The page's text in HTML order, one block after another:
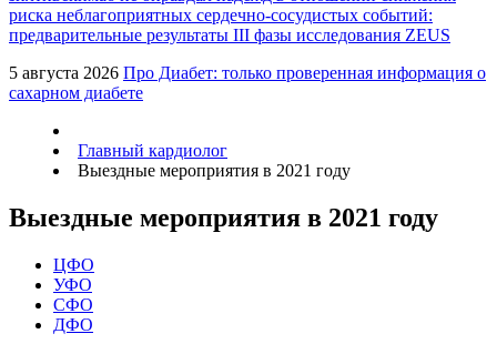
риска неблагоприятных сердечно-сосудистых событий:
предварительные результаты III фазы исследования ZEUS
5 августа 2026 Про Диабет: только проверенная информация о
сахарном диабете
Главный кардиолог
Выездные мероприятия в 2021 году
Выездные мероприятия в 2021 году
ЦФО
УФО
СФО
ДФО